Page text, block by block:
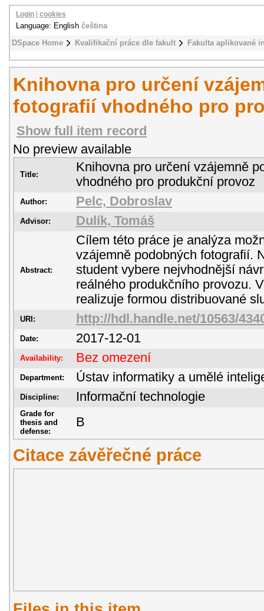
DSpace Home Kvalifikační práce dle fakult Fakulta aplikované
Login cookies
Language: English čeština
Knihovna pro určení
fotografií vhodného pro
Show full item record
No preview available
Title:
Knihovna pro určení vzájemně
vhodného pro produkční provoz
Author: Pelc, Dobroslav
Advisor: Dulík, Tomáš
Abstract:
Cílem této práce je analýza
vzájemně podobných fotografií.
student vybere nejvhodnější
reálného produkčního provozu.
realizuje formou distribuované
URI: http://hdl.handle.net/10563/
Date: 2017-12-01
Availability: Bez omezení
Department: Ústav informatiky a umělé
Discipline: Informační technologie
Grade for
thesis and
defense:
B
Citace závěřečné práce